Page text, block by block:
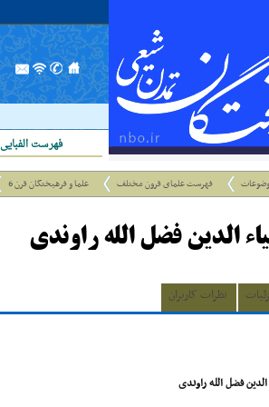
فهرست الفبایی
فهرست علمای قرون مختلف علما و فرهیختگان قرن 6
الدین فضل الله راوندی
نظرات کاربران
فضل الله راوندی